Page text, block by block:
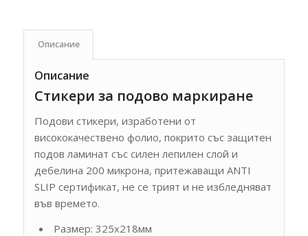
Описание
Описание
Стикери за подово маркиране
Подови стикери, изработени от
висококачествено фолио, покрито със защитен
подов ламинат със силен лепилен слой и
дебелина 200 микрона, притежаващи ANTI
SLIP сертификат, не се трият и не избледняват
във времето.
Размер: 325х218мм